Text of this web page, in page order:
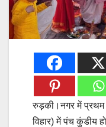
रुड़की।नगर में प्रथम
विहार) में पंच कुंडीय